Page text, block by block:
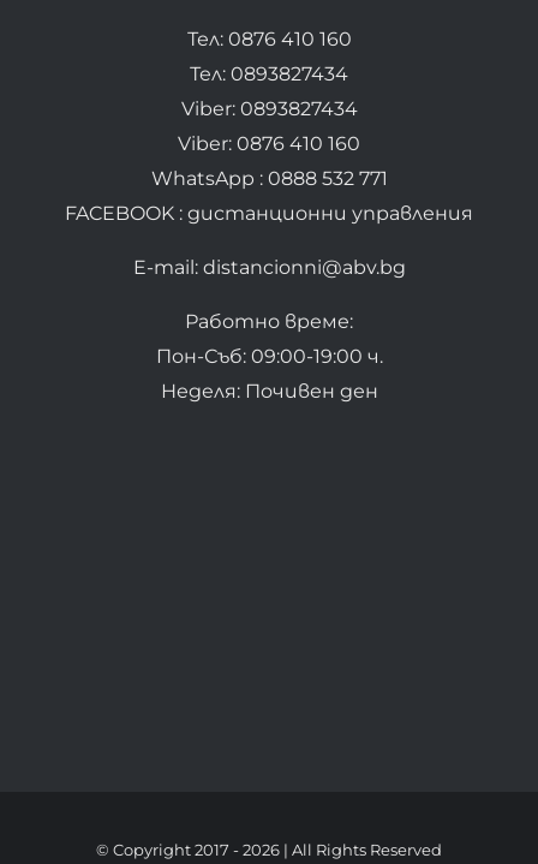
Тел: 0876 410 160
Тел: 0893827434
Viber: 0893827434
Viber: 0876 410 160
WhatsApp : 0888 532 771
FACEBOOK : дистанционни управления
E-mail: distancionni@abv.bg
Работно време:
Пон-Съб: 09:00-19:00 ч.
Неделя: Почивен ден
© Copyright 2017 -2026 | All Rights Reserved